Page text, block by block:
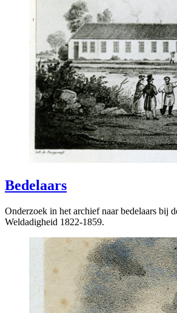
Bedelaars
Onderzoek in het archief naar bedelaars bij
Weldadigheid 1822-1859.